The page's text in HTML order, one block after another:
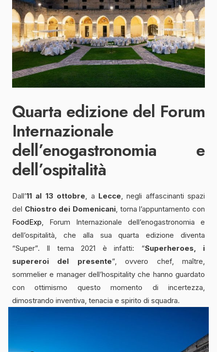
Quarta edizione del Forum
Internazionale
dell’enogastronomia e
dell’ospitalità
Dall’11 al 13 ottobre, a Lecce, negli affascinanti spazi
del Chiostro dei Domenicani, torna l’appuntamento con
FoodExp, Forum Internazionale dell’enogastronomia e
dell’ospitalità, che alla sua quarta edizione diventa
“Super”. Il tema 2021 è infatti: “Superheroes, i
supereroi del presente”, ovvero chef, maître,
sommelier e manager dell’hospitality che hanno guardato
con ottimismo questo momento di incertezza,
dimostrando inventiva, tenacia e spirito di squadra.